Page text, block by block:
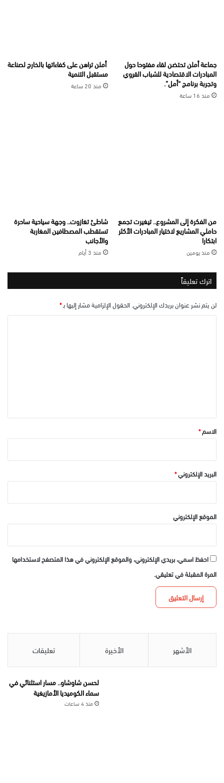
جماعة أملن تحتضن لقاء مفتوحا حول
المبادرات الاقتصادية للشباب القروي
وتجربة برنامج “أمل”.
منذ 16 ساعة
أملن تراهن على كفاءاتها بالخارج لصناعة
مستقبل التنمية
منذ 20 ساعة
من الفكرة إلى المشروع.. تيغيرت تجمع
حاملي المشاريع لاختيار المبادرات الأكثر
ابتكارا
منذ يومين
شاطئ تغازوت.. وجهة سياحية ساحرة
تستقطب المصطافين المغاربة
والأجانب
منذ 3 أيام
اترك تعليقاً
لن يتم نشر عنوان بريدك الإلكتروني. الحقول الإلزامية مشار إليها بـ*
*الاسم*
البريد الإلكتروني*
الموقع الإلكتروني
احفظ اسمي، بريدي الإلكتروني، والموقع الإلكتروني في هذا المتصفح لاستخدامها
المرة المقبلة في تعليقي.
الأشهر الأخيرة تعليقات
لحسن شاوشاو.. مسار استثنائي في
سماء الكوميديا الأمازيغية
منذ 4 ساعات